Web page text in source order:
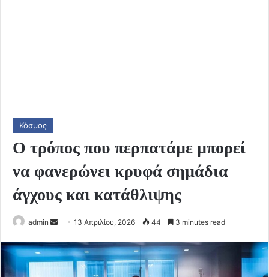
Κόσμος
Ο τρόπος που περπατάμε μπορεί
να φανερώνει κρυφά σημάδια
άγχους και κατάθλιψης
admin
Send
email
13 Απριλίου, 2026 44 3 minutes read